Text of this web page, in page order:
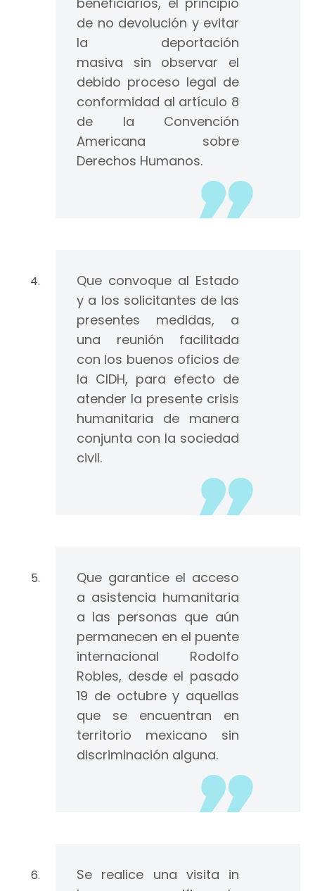
de no devolución y evitar
la deportación
masiva sin observar el
debido proceso legal de
conformidad al artículo 8
de la Convención
Americana sobre
Derechos Humanos.
Que convoque al Estado
y a los solicitantes de las
presentes medidas, a
una reunión facilitada
con los buenos oficios de
la CIDH, para efecto de
atender la presente crisis
humanitaria de manera
conjunta con la sociedad
civil.
Que garantice el acceso
a asistencia humanitaria
a las personas que aún
permanecen en el puente
internacional Rodolfo
Robles, desde el pasado
19 de octubre y aquellas
que se encuentran en
territorio mexicano sin
discriminación alguna.
Se realice una visita in